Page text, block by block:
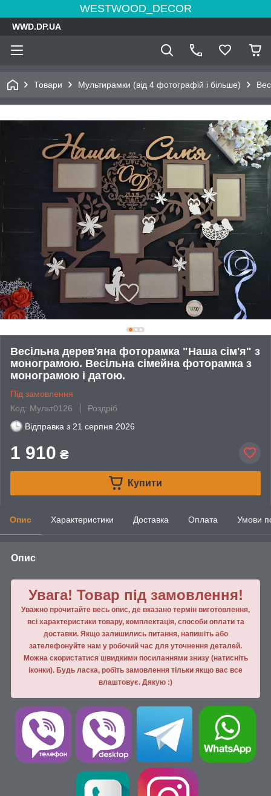
WESTWOOD_DECOR
WWD.DP.UA
Товари Мультирамки (від 4 фотографій і більше)
Весільна дерев'яна фоторамка "Наша сім'я" з
монограмою. Весільна сімейна фоторамка з
монограмою і датою.
Під замовлення
Код: Мульт0126
Роздріб
Відправка з 21 серпня 2026
1 910 ₴
Купити
Опис Характеристики Доставка Оплата Умови
Опис
Увага! Товар під замовлення!
Уважно прочитайте весь опис, де вказано термін виготовлення,
всі характеристики товару, комплектація, способи оплати та
доставки. Якщо залишились питання, напишiть або
зателефонуйте нам у робочий час для уточнення деталей.
Можна скористатися швидкими посиланнями знизу (натисніть
іконки). Будь ласка, робiть замовлення тiльки якщо вас все
влаштовує. Дякую :)